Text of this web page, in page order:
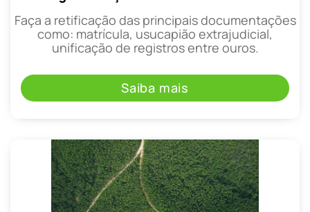
Faça a retificação das principais documentações
como: matrícula, usucapião extrajudicial,
unificação de registros entre ouros.
Saiba mais